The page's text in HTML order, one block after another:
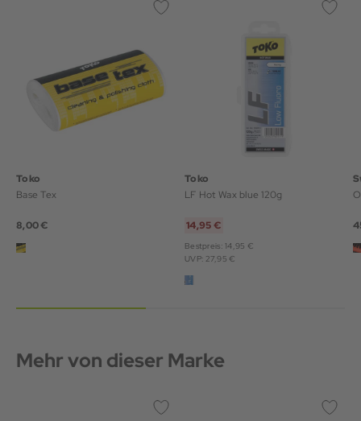
Toko
Base Tex
8,00 €
Toko
LF Hot Wax blue 120g
14,95 €
Bestpreis: 14,95 €
UVP: 27,95 €
Mehr von dieser Marke